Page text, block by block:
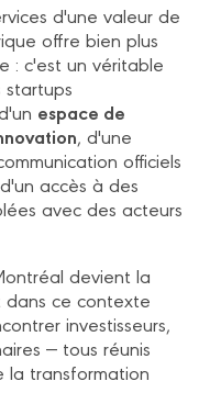
d'une valeur de
offre bien plus
: c'est un véritable
startups
espace de
, d'une
officiels
accès à des
avec des acteurs
devient la
dans ce contexte
investisseurs,
— tous réunis
la transformation